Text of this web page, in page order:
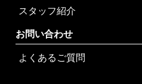
スタッフ紹介
お問い合わせ
よくあるご質問